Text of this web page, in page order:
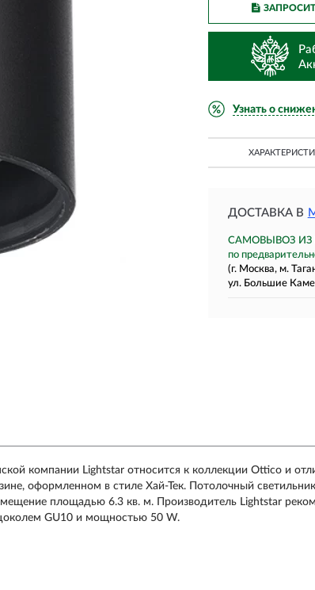
Узнать о
ДОСТАВКА В
САМОВЫВОЗ ИЗ
по
(г. Москва, м.
ул. Большие
компании Lightstar относится к коллекции Ottico и
оформленном в стиле Хай-Тек. Потолочный
площадью 6.3 кв. м. Производитель Lightstar
GU10 и мощностью 50 W.